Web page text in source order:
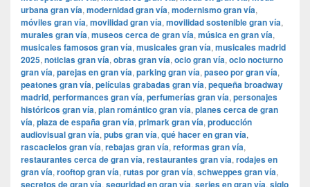
urbana gran vía, modernidad gran vía, modernismo gran vía,
móviles gran vía, movilidad gran vía, movilidad sostenible gran vía,
murales gran vía, museos cerca de gran vía, música en gran vía,
musicales famosos gran vía, musicales gran vía, musicales madrid
2025, noticias gran vía, obras gran vía, ocio gran vía, ocio nocturno
gran vía, parejas en gran vía, parking gran vía, paseo por gran vía,
peatones gran vía, películas grabadas gran vía, pequeña broadway
madrid, performances gran vía, perfumerías gran vía, personajes
históricos gran vía, plan romántico gran vía, planes cerca de gran
vía, plaza de españa gran vía, primark gran vía, producción
audiovisual gran vía, pubs gran vía, qué hacer en gran vía,
rascacielos gran vía, rebajas gran vía, reformas gran vía,
restaurantes cerca de gran vía, restaurantes gran vía, rodajes en
gran vía, rooftop gran vía, rutas por gran vía, schweppes gran vía,
secretos de gran vía, seguridad en gran vía, series en gran vía, siglo